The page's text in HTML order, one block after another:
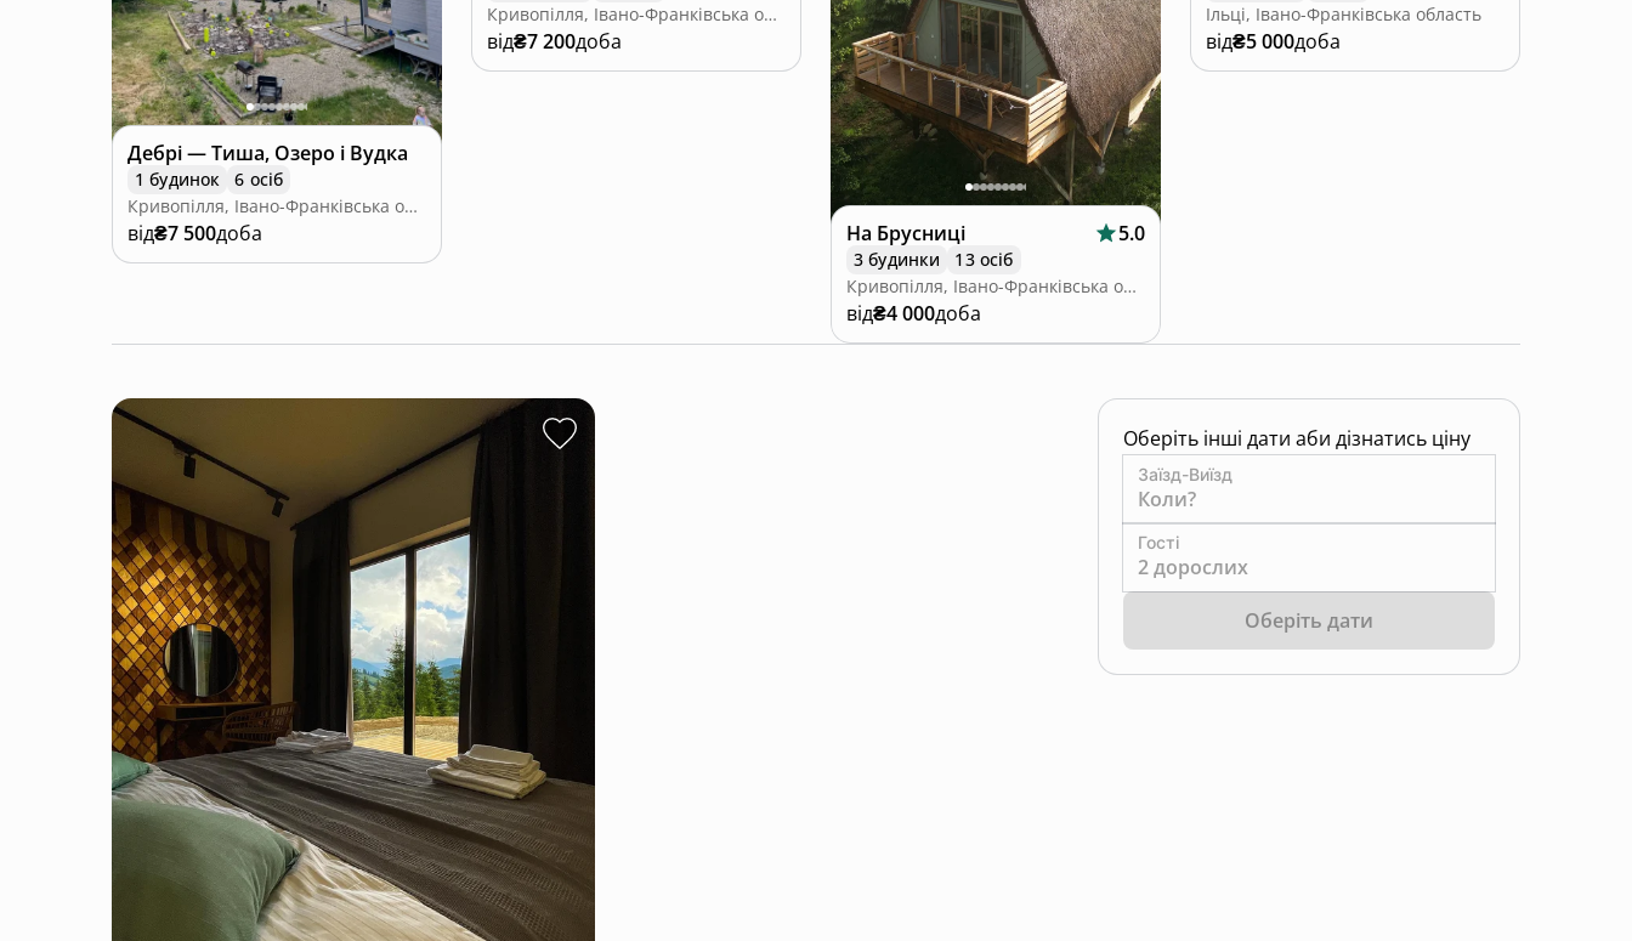
Дебрі — Тиша, Озеро і Вудка
1 будинок
6 осіб
Кривопілля, Івано-Франківська область
від₴7 500доба
Кривопілля, Івано-Франківська область
від₴7 200доба
На Брусниці 5.0
3 будинки
13 осіб
Кривопілля, Івано-Франківська область
від₴4 000доба
Ільці, Івано-Франківська область
від₴5 000доба
Оберіть інші дати аби дізнатись ціну
Заїзд-Виїзд
Коли?
Гості
2 дорослих
Оберіть дати